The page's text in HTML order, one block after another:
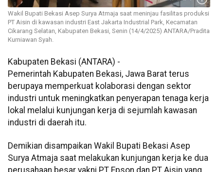
Wakil Bupati Bekasi Asep Surya Atmaja saat meninjau fasilitas produksi
PT Aisin di kawasan industri East Jakarta Industrial Park, Kecamatan
Cikarang Selatan, Kabupaten Bekasi, Senin (14/4/2025) ANTARA/Pradita
Kurniawan Syah.
Kabupaten Bekasi (ANTARA) -
Pemerintah Kabupaten Bekasi, Jawa Barat terus
berupaya memperkuat kolaborasi dengan sektor
industri untuk meningkatkan penyerapan tenaga kerja
lokal melalui kunjungan kerja di sejumlah kawasan
industri di daerah itu.
Demikian disampaikan Wakil Bupati Bekasi Asep
Surya Atmaja saat melakukan kunjungan kerja ke dua
perusahaan besar yakni PT Epson dan PT Aisin yang